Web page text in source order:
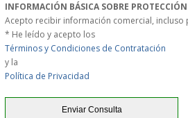
NOTICIAS
BLOG
CERRAR
INFORMACIÓN BÁSICA SOBRE
Acepto recibir información comercial,
* He leído y acepto los
Términos y Condiciones de Contratación
y la
Política de Privacidad